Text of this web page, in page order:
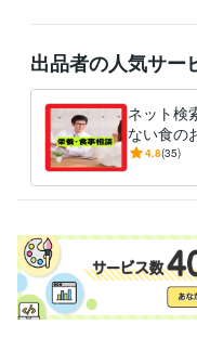
（Kindle）
資格・検定
管理栄養士 取得年 : 2004
栄養士 取得年 : 2004年
ビジネス・クリエイティ
Excel:23年Word:23年
栄養マイスター:3年栄養
得意分野
住まい・美容・生活相談
管理栄養士 栄養相談 食
出品者の人気サー
ネット検
ない食の
栄養・食
せ下さい
4.8(35)